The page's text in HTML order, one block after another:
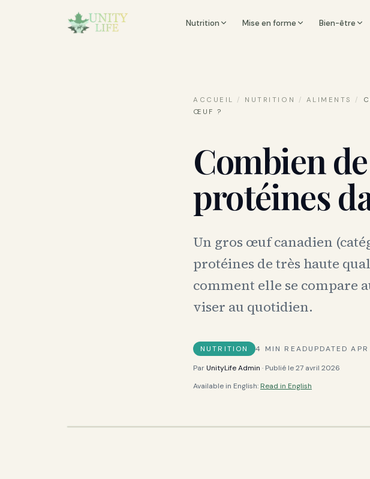
Nutrition Mise en forme Bien-être
ACCUEIL / NUTRITION / ALIMENTS /
ŒUF ?
Combien
protéines
Un gros œuf canadien
protéines de très haute
comment elle se compare
viser au quotidien.
NUTRITION 4 MIN READUPDATED
ParUnityLife Admin · Publié le27 avril 2026
Available in English: Read in English